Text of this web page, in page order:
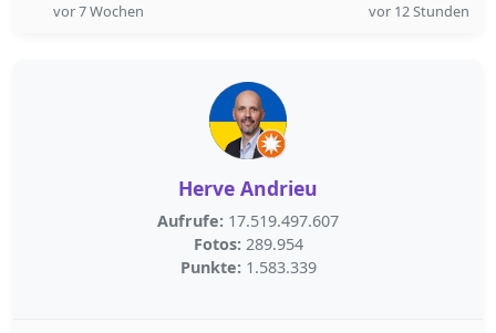
vor 7 Wochen vor 12 Stunden
Herve Andrieu
Aufrufe: 17.519.497.607
Fotos: 289.954
Punkte: 1.583.339